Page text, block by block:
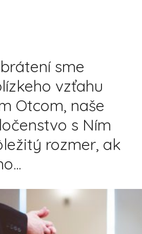
sme
vzťahu
Otcom, naše
s Ním
rozmer, ak